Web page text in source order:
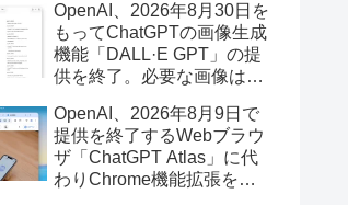
辺を焼損する火災が6月に3
件発生していたそうなので
注意を。
OpenAI、2026年8月30日を
もってChatGPTの画像生成
機能「DALL·E GPT」の提
供を終了。必要な画像は期
OpenAI、2026年8月9日で
提供を終了するWebブラウ
ザ「ChatGPT Atlas」に代
わりChrome機能拡張をア